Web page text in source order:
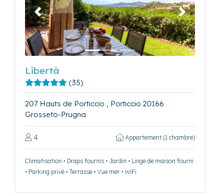
Précédent Suivant
Libertà
(35)
207 Hauts de Porticcio , Porticcio 20166
Grosseto-Prugna
4 Appartement (1 chambre)
Climatisation • Draps fournis • Jardin • Linge de maison fourni
• Parking privé • Terrasse • Vue mer • WiFi